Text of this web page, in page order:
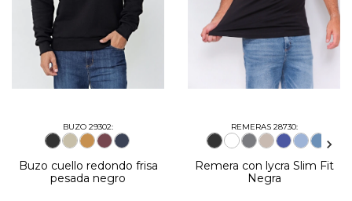
BUZO 29302:
Buzo cuello redondo frisa
pesada negro
REMERAS 28730:
Remera con lycra Slim Fit
Negra